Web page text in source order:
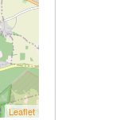
Leaflet